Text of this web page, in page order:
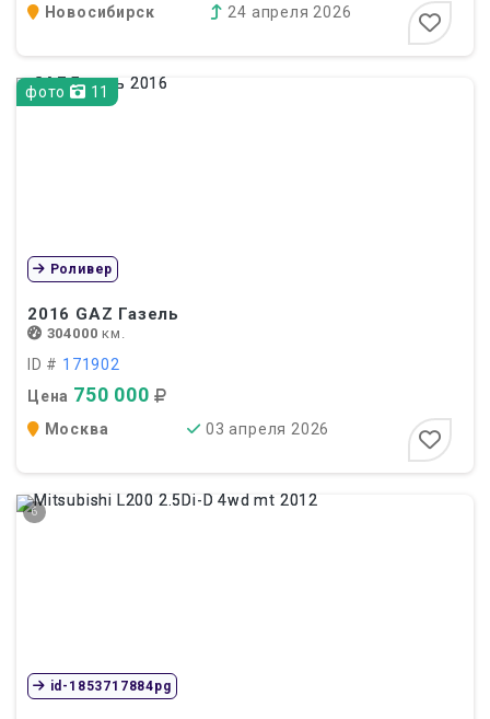
Новосибирск 24 апреля 2026
фото 11
2016 GAZ Газель
304000 км.
ID # 171902
Цена 750 000
Роливер
Москва 03 апреля 2026
6
id-1853717884pg